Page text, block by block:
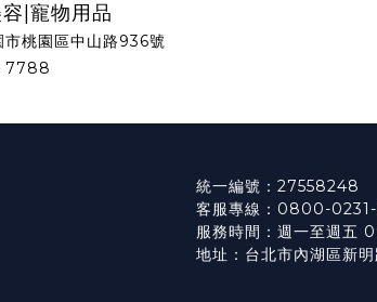
|寵物用品
桃園區中山路936號
7788
統一編號：27558248
客服專線：0800-
服務時間：週一至週五
地址：台北市內湖區新